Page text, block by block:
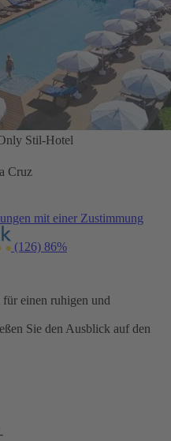
Stil-Hotel
Cruz
mit einer Zustimmung
(126) 86%
einen ruhigen und
Sie den Ausblick auf den